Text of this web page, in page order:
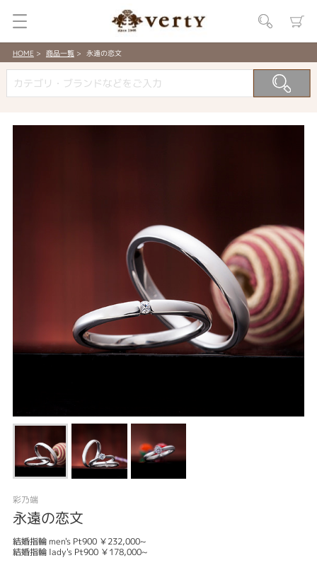
HOME 商品一覧 永遠の恋文
彩乃端
永遠の恋文
結婚指輪 men's Pt900 ￥232,000~
結婚指輪 lady's Pt900 ￥178,000~